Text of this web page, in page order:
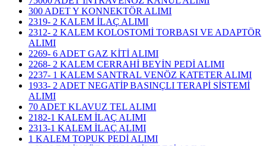
300 ADET Y KONNEKTÖR ALIMI
2319- 2 KALEM İLAÇ ALIMI
2312- 2 KALEM KOLOSTOMİ TORBASI VE ADAPTÖR
ALIMI
2269- 6 ADET GAZ KİTİ ALIMI
2268- 2 KALEM CERRAHİ BEYİN PEDİ ALIMI
2237- 1 KALEM SANTRAL VENÖZ KATETER ALIMI
1933- 2 ADET NEGATİP BASINÇLI TERAPİ SİSTEMİ
ALIMI
70 ADET KLAVUZ TEL ALIMI
2182-1 KALEM İLAÇ ALIMI
2313-1 KALEM İLAÇ ALIMI
1 KALEM TOPUK PEDİ ALIMI